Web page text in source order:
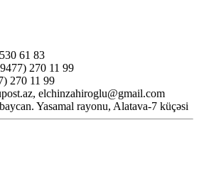
61 83
270 11 99
270 11 99
, elchinzahiroglu@gmail.com
Yasamal rayonu, Alatava-7 küçəsi